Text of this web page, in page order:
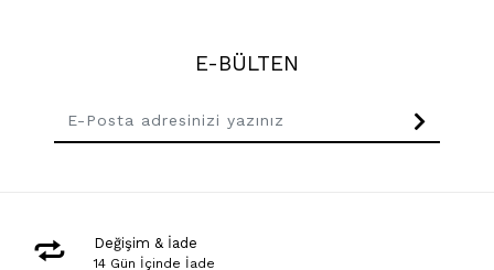
E-BÜLTEN
Değişim & İade
14 Gün İçinde İade